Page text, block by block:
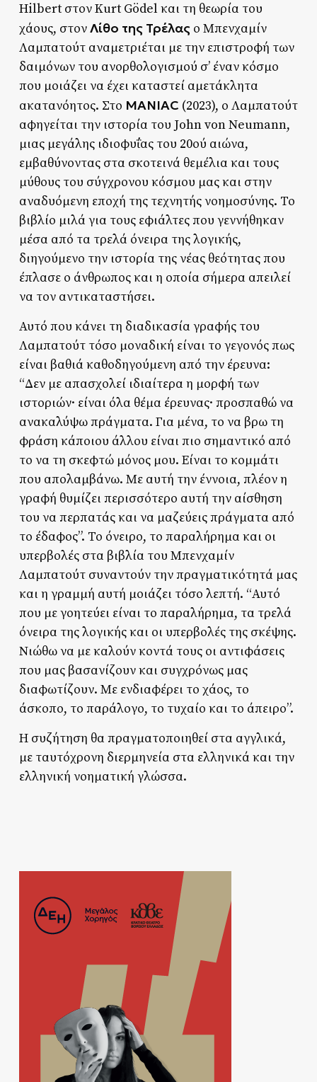
Hilbert στον Kurt Gödel και τη θεωρία του
χάους, στονΛίθο της Τρέλαςο Μπενχαμίν
Λαμπατούτ αναμετριέται με την επιστροφή των
δαιμόνων του ανορθολογισμού σ’ έναν κόσμο
που μοιάζει να έχει καταστεί αμετάκλητα
ακατανόητος. Στο MANIAC (2023), ο Λαμπατούτ
αφηγείται την ιστορία του John von Neumann,
μιας μεγάλης ιδιοφυΐας του 20ού αιώνα,
εμβαθύνοντας στα σκοτεινά θεμέλια και τους
μύθους του σύγχρονου κόσμου μας και στην
αναδυόμενη εποχή της τεχνητής νοημοσύνης. Το
βιβλίο μιλά για τους εφιάλτες που γεννήθηκαν
μέσα από τα τρελά όνειρα της λογικής,
διηγούμενο την ιστορία της νέας θεότητας που
έπλασε ο άνθρωπος και η οποία σήμερα απειλεί
να τον αντικαταστήσει.
Αυτό που κάνει τη διαδικασία γραφής του
Λαμπατούτ τόσο μοναδική είναι το γεγονός πως
είναι βαθιά καθοδηγούμενη από την έρευνα:
“Δεν με απασχολεί ιδιαίτερα η μορφή των
ιστοριών· είναι όλα θέμα έρευνας· προσπαθώ να
ανακαλύψω πράγματα. Για μένα, το να βρω τη
φράση κάποιου άλλου είναι πιο σημαντικό από
το να τη σκεφτώ μόνος μου. Είναι το κομμάτι
που απολαμβάνω. Με αυτή την έννοια, πλέον η
γραφή θυμίζει περισσότερο αυτή την αίσθηση
του να περπατάς και να μαζεύεις πράγματα από
το έδαφος”. Το όνειρο, το παραλήρημα και οι
υπερβολές στα βιβλία του Μπενχαμίν
Λαμπατούτ συναντούν την πραγματικότητά μας
και η γραμμή αυτή μοιάζει τόσο λεπτή. “Αυτό
που με γοητεύει είναι το παραλήρημα, τα τρελά
όνειρα της λογικής και οι υπερβολές της σκέψης.
Νιώθω να με καλούν κοντά τους οι αντιφάσεις
που μας βασανίζουν και συγχρόνως μας
διαφωτίζουν. Με ενδιαφέρει το χάος, το
άσκοπο, το παράλογο, το τυχαίο και το άπειρο”.
Η συζήτηση θα πραγματοποιηθεί στα αγγλικά,
με ταυτόχρονη διερμηνεία στα ελληνικά και την
ελληνική νοηματική γλώσσα.